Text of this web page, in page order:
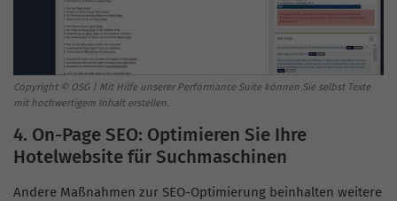
Copyright © OSG | Mit Hilfe unserer Performance Suite können Sie selbst Texte
mit hochwertigem Inhalt erstellen.
4. On-Page SEO: Optimieren Sie Ihre
Hotelwebsite für Suchmaschinen
Andere Maßnahmen zur SEO-Optimierung beinhalten weitere